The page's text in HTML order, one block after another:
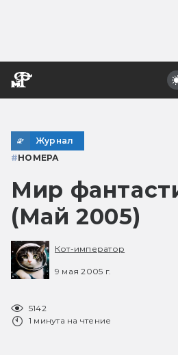
Журнал
#НОМЕРА
Мир
(Май 2005)
Кот-император
9 мая 2005 г.
5142
1 минута на чтение